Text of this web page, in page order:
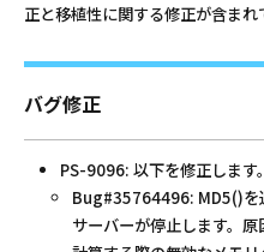
正と移植性に関する修正が含まれ
バグ修正
PS-9096: 以下を修正します。
Bug#35764496: MD5()を
サーバーが停止します。